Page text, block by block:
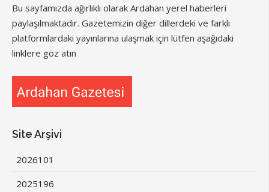
Bu sayfamızda ağırlıklı olarak Ardahan yerel haberleri
paylaşılmaktadır. Gazetemizin diğer dillerdeki ve farklı
platformlardaki yayınlarına ulaşmak için lütfen aşağıdaki
linklere göz atın
Site Arşivi
2026101
2025196